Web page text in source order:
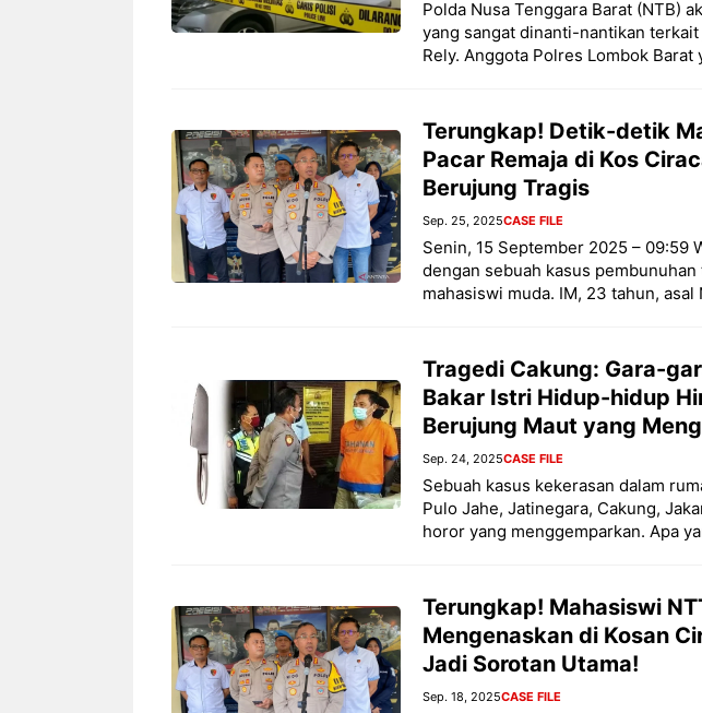
Polda Nusa Tenggara Barat (NTB)
yang sangat dinanti-nantikan
Rely. Anggota Polres Lombok Barat
Terungkap! Detik-detik
Pacar Remaja di Kos
Berujung Tragis
Sep. 25, 2025CASE FILE
Senin, 15 September 2025 – 09:59
dengan sebuah kasus
mahasiswi muda. IM, 23 tahun, asal
Tragedi Cakung: Gara-
Bakar Istri Hidup-hidup
Berujung Maut yang
Sep. 24, 2025CASE FILE
Sebuah kasus kekerasan dalam
Pulo Jahe, Jatinegara, Cakung,
horor yang menggemparkan. Apa
Terungkap! Mahasiswi
Mengenaskan di Kosan
Jadi Sorotan Utama!
Sep. 18, 2025CASE FILE